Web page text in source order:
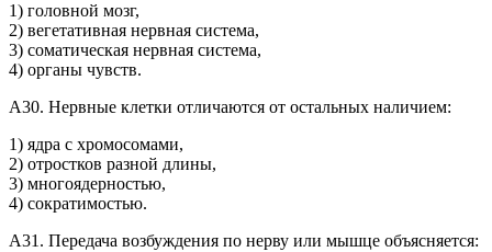
1) головной мозг,
2) вегетативная нервная система,
3) соматическая нервная система,
4) органы чувств.
А30. Нервные клетки отличаются от остальных наличием:
1) ядра с хромосомами,
2) отростков разной длины,
3) многоядерностью,
4) сократимостью.
А31. Передача возбуждения по нерву или мышце объясняется: